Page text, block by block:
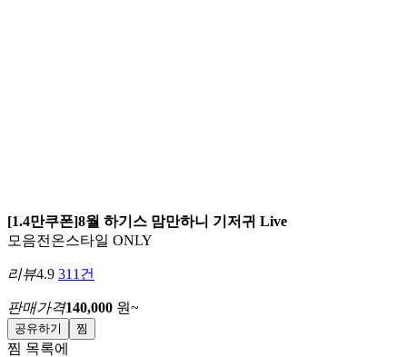
[1.4만쿠폰]8월 하기스 맘만하니 기저귀 Live
모음전온스타일 ONLY
리뷰4.9 311건
판매가격140,000 원~
공유하기 찜
찜 목록에